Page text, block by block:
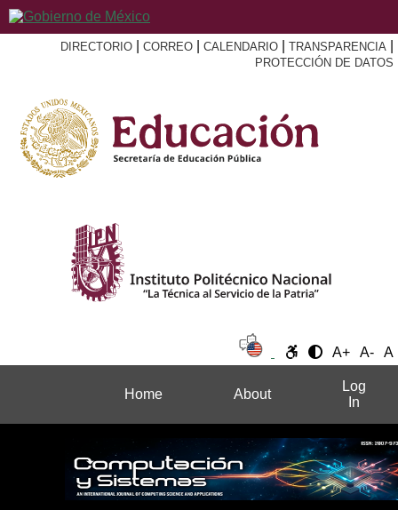
DIRECTORIO CORREO CALENDARIO TRANSPARENCIA
PROTECCIÓN DE DATOS
A+ A- A
Home About
Log
In